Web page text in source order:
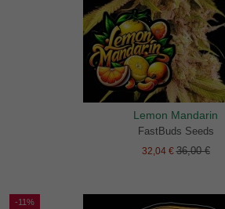
Lemon Mandarin
FastBuds Seeds
32,04 €36,00 €
-11%